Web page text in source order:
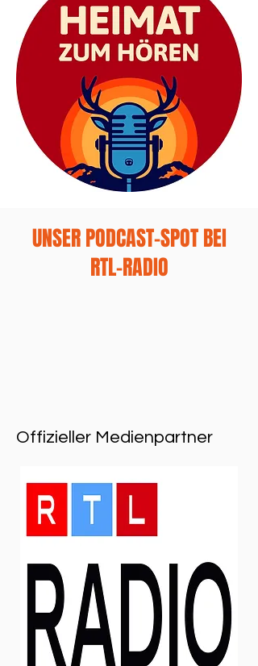
UNSER PODCAST-SPOT BEI
RTL-RADIO
Offizieller Medienpartner